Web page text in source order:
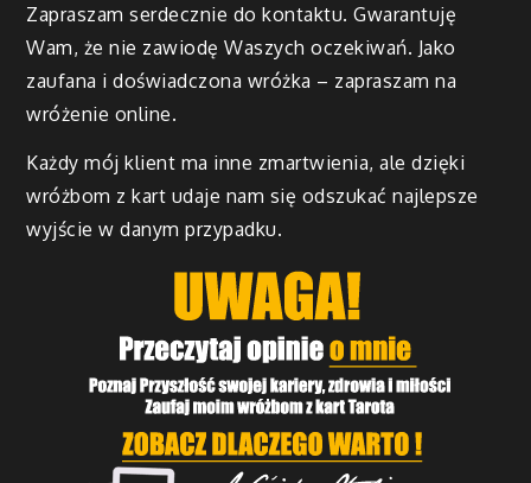
Zapraszam serdecznie do kontaktu. Gwarantuję
Wam, że nie zawiodę Waszych oczekiwań. Jako
zaufana i doświadczona wróżka – zapraszam na
wróżenie online.
Każdy mój klient ma inne zmartwienia, ale dzięki
wróżbom z kart udaje nam się odszukać najlepsze
wyjście w danym przypadku.